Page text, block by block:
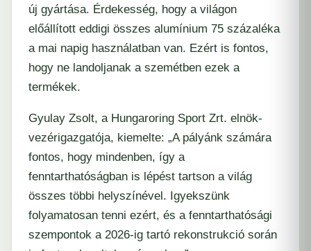
új gyártása. Érdekesség, hogy a világon
előállított eddigi összes alumínium 75 százaléka
a mai napig használatban van. Ezért is fontos,
hogy ne landoljanak a szemétben ezek a
termékek.
Gyulay Zsolt, a Hungaroring Sport Zrt. elnök-
vezérigazgatója, kiemelte: „A pályánk számára
fontos, hogy mindenben, így a
fenntarthatóságban is lépést tartson a világ
összes többi helyszínével. Igyekszünk
folyamatosan tenni ezért, és a fenntarthatósági
szempontok a 2026-ig tartó rekonstrukció során